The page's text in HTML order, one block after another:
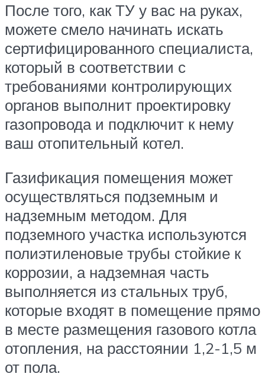
После того, как ТУ у вас на руках,
можете смело начинать искать
сертифицированного специалиста,
который в соответствии с
требованиями контролирующих
органов выполнит проектировку
газопровода и подключит к нему
ваш отопительный котел.
Газификация помещения может
осуществляться подземным и
надземным методом. Для
подземного участка используются
полиэтиленовые трубы стойкие к
коррозии, а надземная часть
выполняется из стальных труб,
которые входят в помещение прямо
в месте размещения газового котла
отопления, на расстоянии 1,2-1,5 м
от пола.